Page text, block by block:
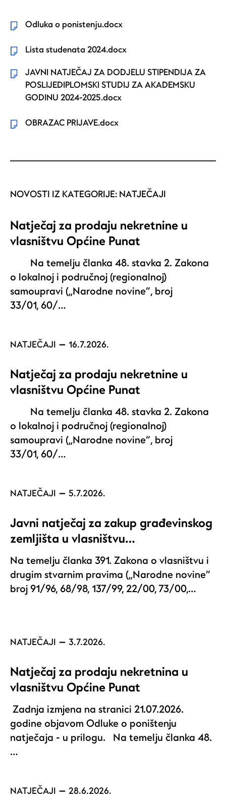
Odluka o ponistenju.docx
Lista studenata 2024.docx
JAVNI NATJEČAJ ZA DODJELU STIPENDIJA ZA
POSLIJEDIPLOMSKI STUDIJ ZA AKADEMSKU
GODINU 2024-2025.docx
OBRAZAC PRIJAVE.docx
NOVOSTI IZ KATEGORIJE: NATJEČAJI
Natječaj za prodaju nekretnine u
vlasništvu Općine Punat
Na temelju članka 48. stavka 2. Zakona
o lokalnoj i područnoj (regionalnoj)
samoupravi („Narodne novine“, broj
33/01, 60/…
NATJEČAJI 16.7.2026.
Natječaj za prodaju nekretnine u
vlasništvu Općine Punat
Na temelju članka 48. stavka 2. Zakona
o lokalnoj i područnoj (regionalnoj)
samoupravi („Narodne novine“, broj
33/01, 60/…
NATJEČAJI 5.7.2026.
Javni natječaj za zakup građevinskog
zemljišta u vlasništvu…
Na temelju članka 391. Zakona o vlasništvu i
drugim stvarnim pravima („Narodne novine“
broj 91/96, 68/98, 137/99, 22/00, 73/00,…
NATJEČAJI 3.7.2026.
Natječaj za prodaju nekretnina u
vlasništvu Općine Punat
Zadnja izmjena na stranici 21.07.2026.
godine objavom Odluke o poništenju
natječaja - u prilogu. Na temelju članka 48.
…
NATJEČAJI 28.6.2026.